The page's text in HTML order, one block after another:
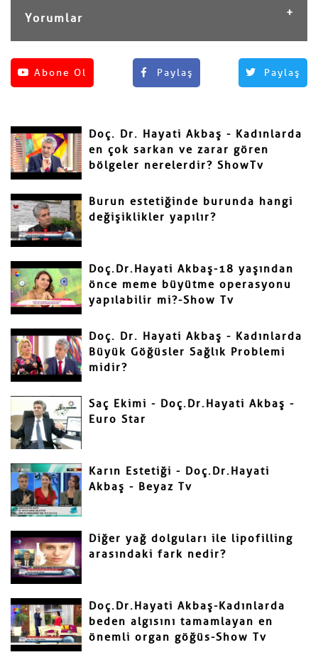
Abone Ol Paylaş Paylaş
Yorumlar
Henüz yorum yapılmamış.
Adınız ve Soyadınız
Mail
Yorumunuz
Gönder
Doç. Dr. Hayati Akbaş - Kadınlarda
en çok sarkan ve zarar gören
bölgeler nerelerdir? ShowTv
Burun estetiğinde burunda hangi
değişiklikler yapılır?
Doç.Dr.Hayati Akbaş-18 yaşından
önce meme büyütme operasyonu
yapılabilir mi?-Show Tv
Doç. Dr. Hayati Akbaş - Kadınlarda
Büyük Göğüsler Sağlık Problemi
midir?
Saç Ekimi - Doç.Dr.Hayati Akbaş -
Euro Star
Karın Estetiği - Doç.Dr.Hayati
Akbaş - Beyaz Tv
Diğer yağ dolguları ile lipofilling
arasındaki fark nedir?
Doç.Dr.Hayati Akbaş-Kadınlarda
beden algısını tamamlayan en
önemli organ göğüs-Show Tv